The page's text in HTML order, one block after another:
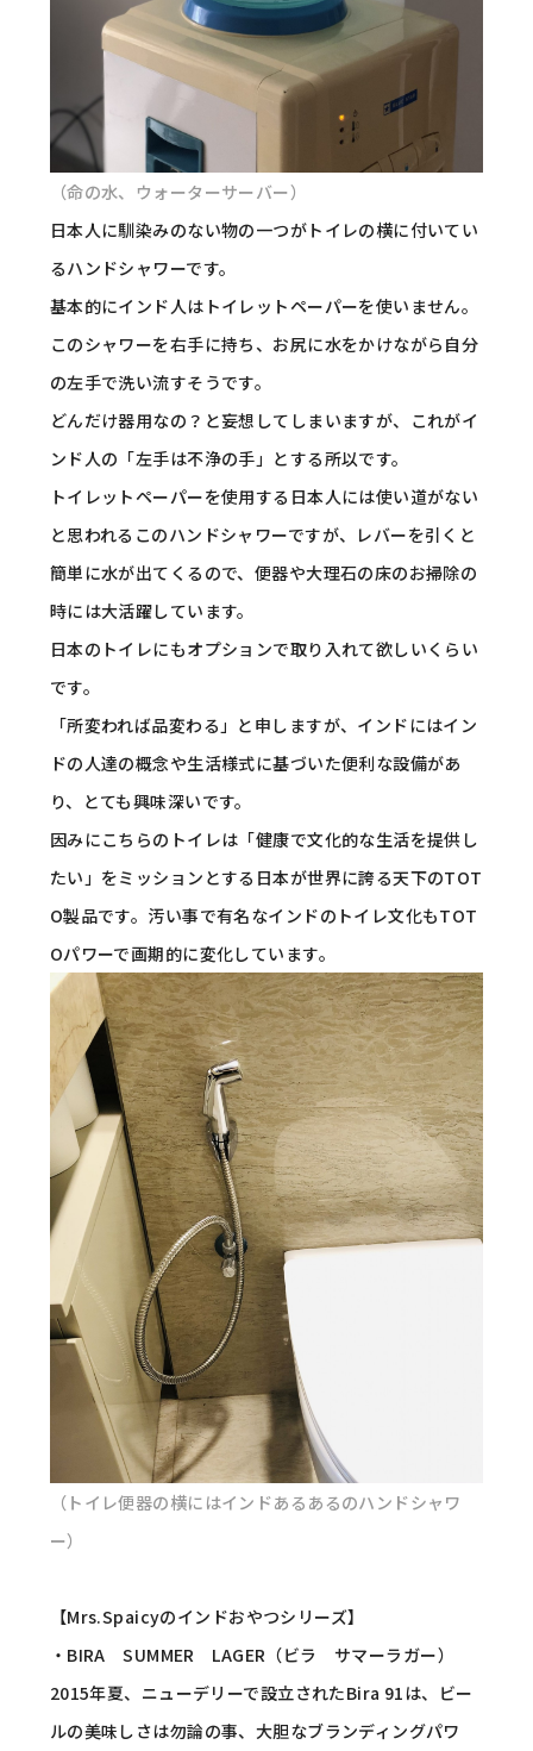
（命の水、ウォーターサーバー）
日本人に馴染みのない物の一つがトイレの横に付いてい
るハンドシャワーです。
基本的にインド人はトイレットペーパーを使いません。
このシャワーを右手に持ち、お尻に水をかけながら自分
の左手で洗い流すそうです。
どんだけ器用なの？と妄想してしまいますが、これがイ
ンド人の「左手は不浄の手」とする所以です。
トイレットペーパーを使用する日本人には使い道がない
と思われるこのハンドシャワーですが、レバーを引くと
簡単に水が出てくるので、便器や大理石の床のお掃除の
時には大活躍しています。
日本のトイレにもオプションで取り入れて欲しいくらい
です。
「所変われば品変わる」と申しますが、インドにはイン
ドの人達の概念や生活様式に基づいた便利な設備があ
り、とても興味深いです。
因みにこちらのトイレは「健康で文化的な生活を提供し
たい」をミッションとする日本が世界に誇る天下のTOT
O製品です。汚い事で有名なインドのトイレ文化もTOT
Oパワーで画期的に変化しています。
（トイレ便器の横にはインドあるあるのハンドシャワ
ー）
【Mrs.Spaicyのインドおやつシリーズ】
・BIRA SUMMER LAGER（ビラ サマーラガー）
2015年夏、ニューデリーで設立されたBira 91は、ビー
ルの美味しさは勿論の事、大胆なブランディングパワ